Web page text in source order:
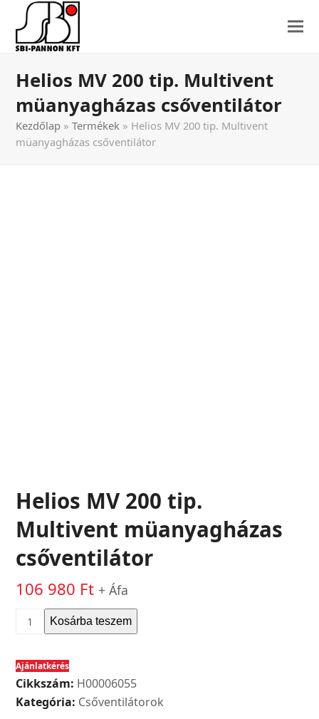
Helios MV 200 tip. Multivent
müanyagházas csőventilátor
Kezdőlap »Termékek » Helios MV 200 tip. Multivent
müanyagházas csőventilátor
Helios MV 200 tip.
Multivent müanyagházas
csőventilátor
106 980 Ft + Áfa
Helios
tip.
Multivent
müanyagházas
Kosárba teszem
Ajánlatkérés
Cikkszám: H00006055
Kategória: Csőventilátorok